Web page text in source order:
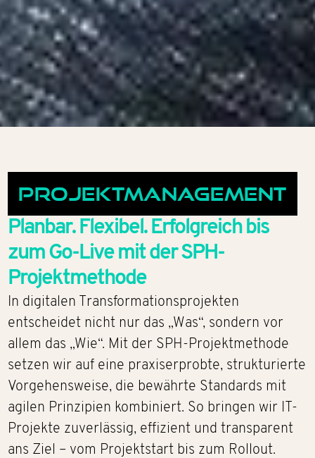
Projektmanagement
Planbar. Flexibel. Erfolgreich bis
zum Go-Live mit der SPH-
Projektmethode
In digitalen Transformationsprojekten
entscheidet nicht nur das „Was“, sondern vor
allem das „Wie“. Mit der SPH-Projektmethode
setzen wir auf eine praxiserprobte, strukturierte
Vorgehensweise, die bewährte Standards mit
agilen Prinzipien kombiniert. So bringen wir IT-
Projekte zuverlässig, effizient und transparent
ans Ziel – vom Projektstart bis zum Rollout.